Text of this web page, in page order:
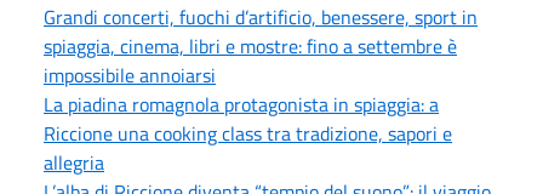
Grandi concerti, fuochi d’artificio, benessere, sport in
spiaggia, cinema, libri e mostre: fino a settembre è
impossibile annoiarsi
La piadina romagnola protagonista in spiaggia: a
Riccione una cooking class tra tradizione, sapori e
allegria